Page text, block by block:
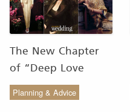
The New Chapter
of “Deep Love
Wedding Studio” :
รังสรรค์ผ้าทอของไทยให้
Planning & Advice